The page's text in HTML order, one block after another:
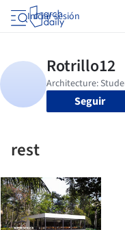
Iniciar sesión
Seguir
rest